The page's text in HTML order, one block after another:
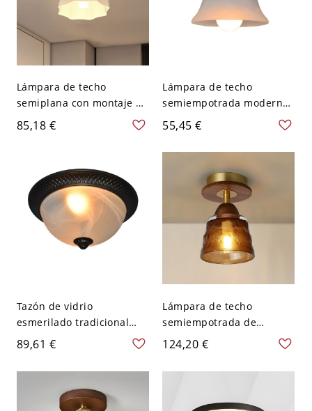
Lámpara de techo
semiplana con montaje en
oro y pantalla de vidrio
esmerilado - 110 A 120 V
85,18 €
Lámpara de techo
semiempotrada moderna
de una luz en metal con
pantalla metálica que
brilla hacia abajo - 110 A
120 V Estilo 5
55,45 €
Tazón de vidrio
esmerilado tradicional
con luz ascendente de
montaje en techo de 13
pulgadas - 110 A 120 V
89,61 €
Lámpara de techo
semiempotrada de
madera de nogal de estilo
asiático con pantalla de
vidrio - 110 A 120 V color
124,20 €